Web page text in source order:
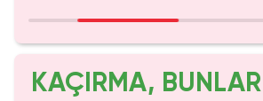
KAÇIRMA,